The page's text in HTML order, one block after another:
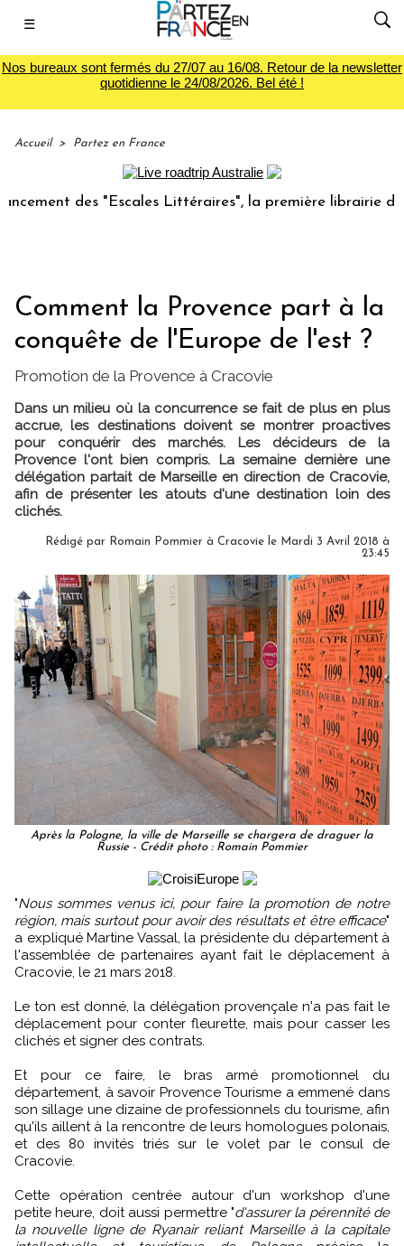
☰
Nos bureaux sont fermés du 27/07 au 16/08. Retour de la newsletter
quotidienne le 24/08/2026. Bel été !
Accueil > Partez en France
des "Escales Littéraires", la première librairie du voyage
Comment la Provence part à la
conquête de l'Europe de l'est ?
Promotion de la Provence à Cracovie
Dans un milieu où la concurrence se fait de plus en plus
accrue, les destinations doivent se montrer proactives
pour conquérir des marchés. Les décideurs de la
Provence l'ont bien compris. La semaine dernière une
délégation partait de Marseille en direction de Cracovie,
afin de présenter les atouts d'une destination loin des
clichés.
Rédigé par Romain Pommier à Cracovie le Mardi 3 Avril 2018 à
23:45
Après la Pologne, la ville de Marseille se chargera de draguer la
Russie - Crédit photo : Romain Pommier
"Nous sommes venus ici, pour faire la promotion de notre
région, mais surtout pour avoir des résultats et être efficace"
a expliqué Martine Vassal, la présidente du département à
l'assemblée de partenaires ayant fait le déplacement à
Cracovie, le 21 mars 2018.
Le ton est donné, la délégation provençale n'a pas fait le
déplacement pour conter fleurette, mais pour casser les
clichés et signer des contrats.
Et pour ce faire, le bras armé promotionnel du
département, à savoir Provence Tourisme a emmené dans
son sillage une dizaine de professionnels du tourisme, afin
qu'ils aillent à la rencontre de leurs homologues polonais,
et des 80 invités triés sur le volet par le consul de
Cracovie.
Cette opération centrée autour d'un workshop d'une
petite heure, doit aussi permettre "d'assurer la pérennité de
la nouvelle ligne de Ryanair reliant Marseille à la capitale